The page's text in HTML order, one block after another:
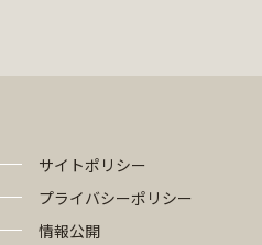
サイトポリシー
プライバシーポリシー
情報公開